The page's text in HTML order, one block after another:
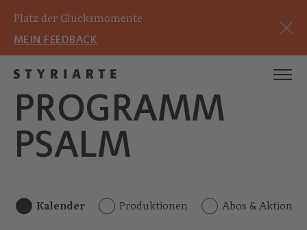
Platz der Glücksmomente
MEIN FEEDBACK
PROGRAMM
PSALM
Kalender Produktionen Abos & Aktionen